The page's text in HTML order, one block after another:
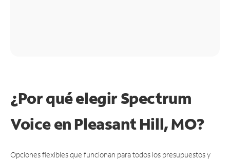
¿Por qué elegir Spectrum
Voice en Pleasant Hill, MO?
Opciones flexibles que funcionan para todos los presupuestos y